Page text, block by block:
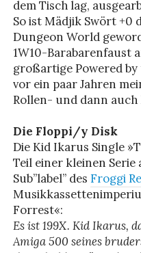
dem Tisch lag,
So ist Mädjik Swört +0
Dungeon World
1W10-Barabarenfaust
großartige Powered by
vor ein paar Jahren
Rollen- und dann
Die Floppi/y Disk
Die Kid Ikarus Single
Teil einer kleinen
Sub”label” desFroggi
Forrest«:
Es ist 199X. Kid Ikarus,
Amiga 500 seines